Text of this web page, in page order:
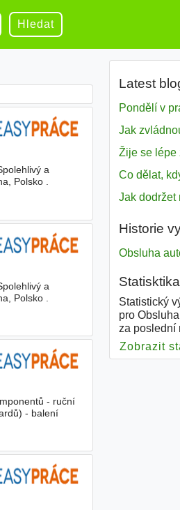
Hledat
a
Polsko .
a
Polsko .
- ruční
- balení
Latest
Jak
Co dělat,
Historie
Obsluha
Statisktika
Statistický
pro
za poslední
Zobrazit